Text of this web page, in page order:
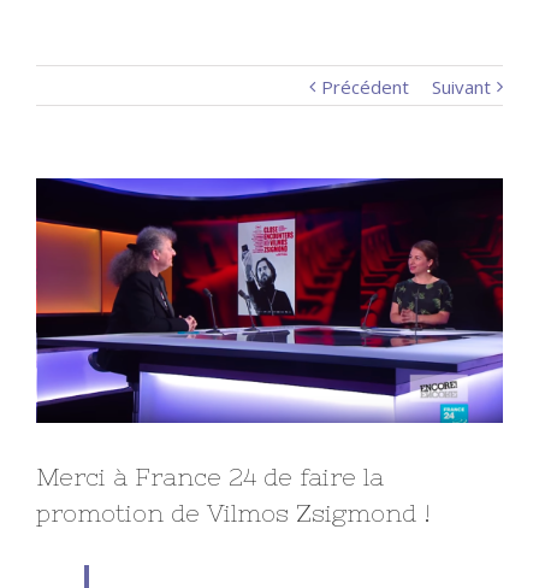
Précédent Suivant
Larger
Image
Merci à France 24 de faire la
promotion de Vilmos Zsigmond !